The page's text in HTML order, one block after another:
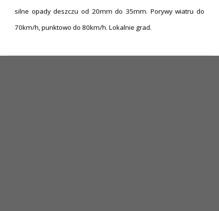
silne opady deszczu od 20mm do 35mm. Porywy wiatru do
70km/h, punktowo do 80km/h. Lokalnie grad.